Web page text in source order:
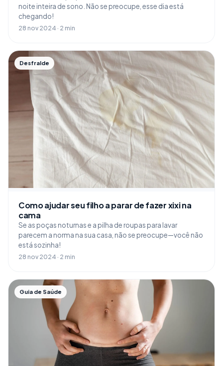
noite inteira de sono. Não se preocupe, esse dia está
chegando!
28 nov 2024 · 2 min
Desfralde
Como ajudar seu filho a parar de fazer xixi na
cama
Se as poças noturnas e a pilha de roupas para lavar
parecem a norma na sua casa, não se preocupe—você não
está sozinha!
28 nov 2024 · 2 min
Guia de Saúde